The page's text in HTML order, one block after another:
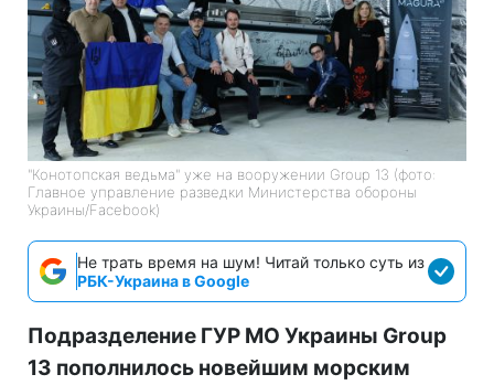
"Конотопская ведьма" уже на вооружении Group 13 (фото:
Главное управление разведки Министерства обороны
Украины/Facebook)
Не трать время на шум! Читай только суть из
РБК-Украина в Google
Подразделение ГУР МО Украины Group
13 пополнилось новейшим морским